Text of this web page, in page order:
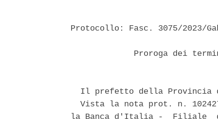
Protocollo: Fasc. 3075/2023/
Proroga dei
Il prefetto della Provincia
Vista la nota prot. n.
la Banca d'Italia -  Filiale